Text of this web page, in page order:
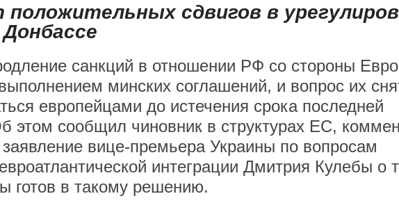
сдвигов в
санкций в отношении РФ со стороны
минских соглашений, и вопрос их
европейцами до истечения срока последней
этом сообщил чиновник в структурах ЕС,
вице-премьера Украины по вопросам
интеграции Дмитрия Кулебы о
готов в такому решению.